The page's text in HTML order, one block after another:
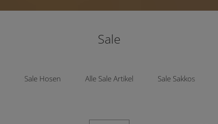
Sale
Alle Sale Artikel Sale Sakkos
Sale Hosen